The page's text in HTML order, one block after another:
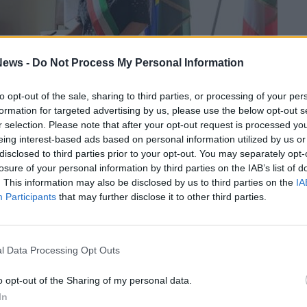
- Do Not Process My Personal Information
opt-out of the sale, sharing to third parties, or processing of your
for targeted advertising by us, please use the below opt-out
selection. Please note that after your opt-out request is processed
interest-based ads based on personal information utilized by us
to third parties prior to your opt-out. You may separately
of your personal information by third parties on the IAB’s list of
This information may also be disclosed by us to third parties on the
Participants that may further disclose it to other third parties.
Data Processing Opt Outs
opt-out of the Sharing of my personal data.
Locale sarà garantita sette giorni su sette e
anche il servizio serale.Per ogni
due pattuglie: una presidierà il territorio
di Pogliano e la zona confinante di
tutte le pattuglie – che in alcuni
– convergeranno dove serve,
agli operatori.